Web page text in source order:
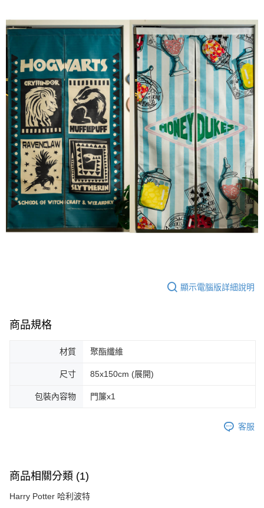
顯示電腦版詳細說明
商品規格
材質 聚酯纖維
尺寸 85x150cm (展開)
包裝內容物 門簾x1
客服
商品相關分類 (1)
Harry Potter 哈利波特